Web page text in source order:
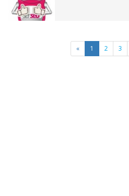
« 1 2 3